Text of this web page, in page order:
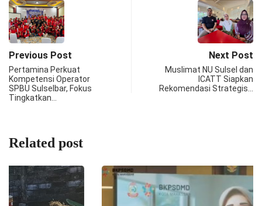
Previous Post
Pertamina Perkuat
Kompetensi Operator
SPBU Sulselbar, Fokus
Tingkatkan…
Next Post
Muslimat NU Sulsel dan
ICATT Siapkan
Rekomendasi Strategis…
Related post